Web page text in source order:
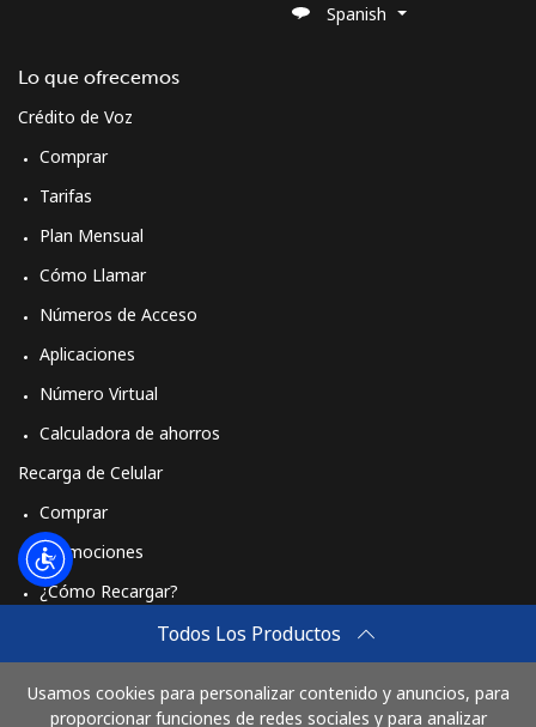
Todos Los Productos
Usamos cookies para personalizar contenido y anuncios, para
proporcionar funciones de redes sociales y para analizar
Lo que ofrecemos
Crédito de Voz
Comprar
Tarifas
Plan Mensual
Cómo Llamar
Números de Acceso
Aplicaciones
Número Virtual
Calculadora de ahorros
Recarga de Celular
Comprar
Promociones
¿Cómo Recargar?
Comprar
Cómo funciona
Spanish